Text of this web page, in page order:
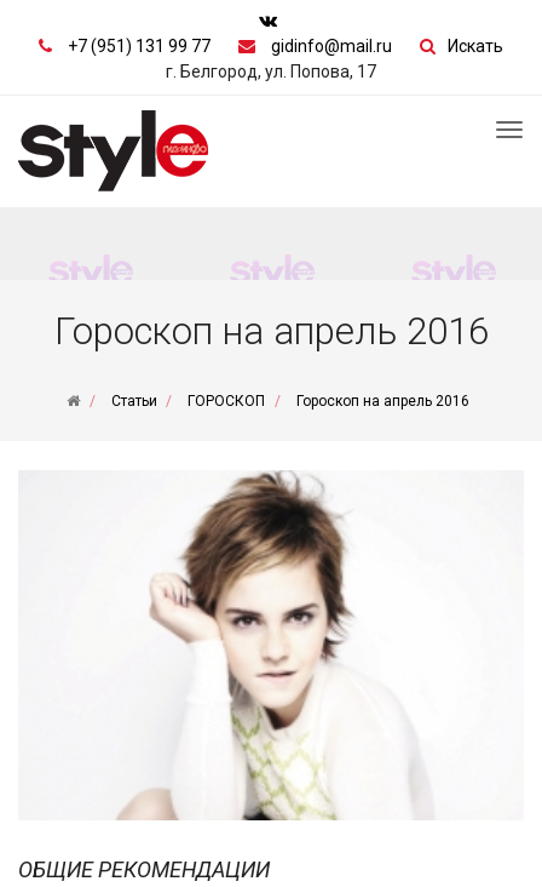
+7 (951) 131 99 77 gidinfo@mail.ru
Искать
г. Белгород, ул. Попова, 17
Гороскоп на апрель 2016
Статьи ГОРОСКОП Гороскоп на апрель 2016
ОБЩИЕ РЕКОМЕНДАЦИИ